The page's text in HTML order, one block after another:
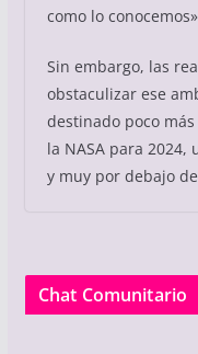
como lo
Sin embargo, las
obstaculizar ese
destinado poco
la NASA para
y muy por debajo
Chat Comunitario